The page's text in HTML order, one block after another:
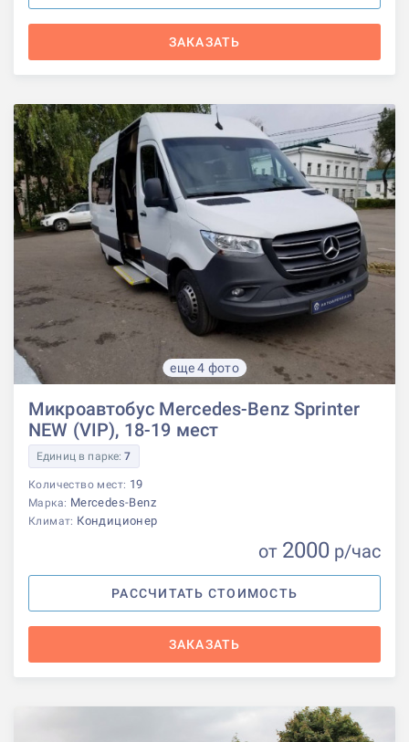
ЗАКАЗАТЬ
еще 4 фото
Микроавтобус Mercedes-Benz Sprinter
NEW (VIP), 18-19 мест
Единиц в парке:7
Количество мест: 19
Марка: Mercedes-Benz
Климат: Кондиционер
от 2000 р/час
РАССЧИТАТЬ СТОИМОСТЬ
ЗАКАЗАТЬ